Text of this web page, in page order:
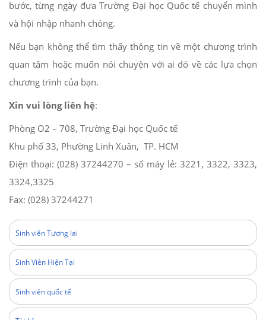
bước, từng ngày đưa Trường Đại học Quốc tế chuyển mình
và hội nhập nhanh chóng.
Nếu bạn không thể tìm thấy thông tin về một chương trình
quan tâm hoặc muốn nói chuyện với ai đó về các lựa chọn
chương trình của bạn.
Xin vui lòng liên hệ:
Phòng O2 – 708, Trường Đại học Quốc tế
Khu phố 33, Phường Linh Xuân, TP. HCM
Điện thoại: (028) 37244270 – số máy lẻ: 3221, 3322, 3323,
3324,3325
Fax: (028) 37244271
Sinh viên Tương lai
Sinh Viên Hiện Tại
Sinh viên quốc tế